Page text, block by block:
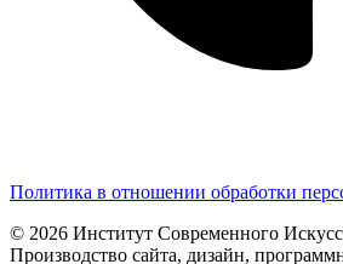
Политика в отношении обработки
© 2026 Институт Современного
Производство сайта, дизайн,